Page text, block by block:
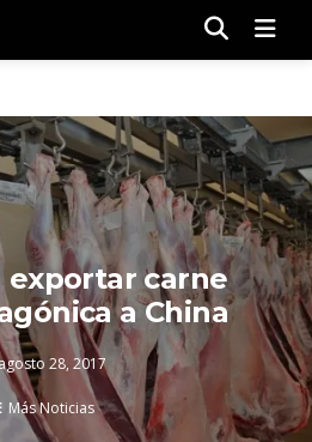
exportar carne
a China
28, 2017
Más Noticias